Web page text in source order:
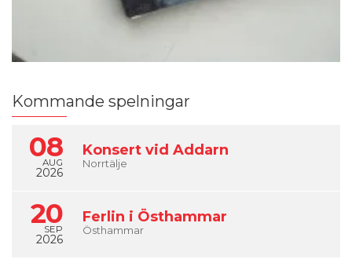
Kommande spelningar
08
AUG
2026
Konsert vid Addarn
Norrtälje
20
SEP
2026
Ferlin i Östhammar
Östhammar